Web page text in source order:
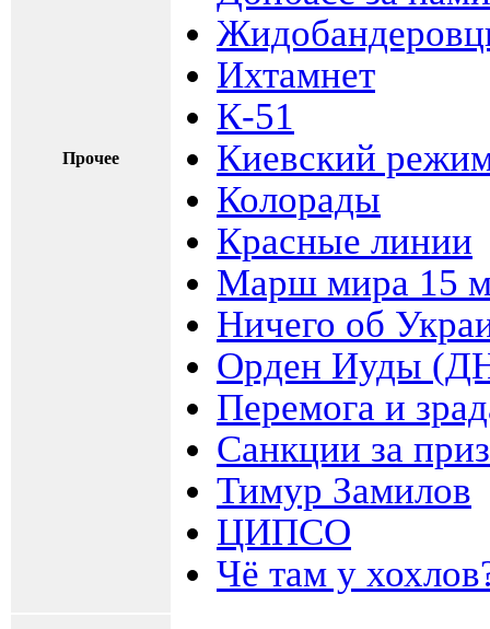
Прочее
Ихтамнет
К-51
Киевский
Колорады
Красные линии
Марш мира 15
Ничего об
Орден Иуды
Перемога и
Санкции за
Тимур Замилов
ЦИПСО
Чё там у